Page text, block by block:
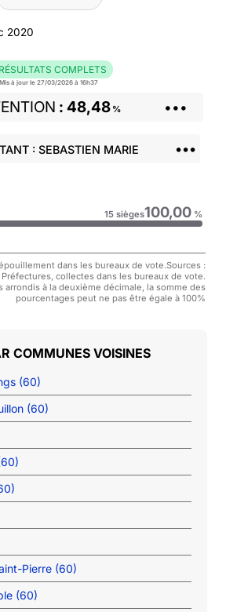
2020
RÉSULTATS COMPLETS
Mis à jour le 27/03/2026 à 16h37
48,48 % •••
: SEBASTIEN MARIE •••
15 sièges100,00%
dans les bureaux de vote.Sources :
collectes dans les bureaux de vote.
arrondis à la deuxième décimale, la somme des
pourcentages peut ne pas être égale à 100%
COMMUNES VOISINES
(60)
(60)
Pierre (60)
(60)